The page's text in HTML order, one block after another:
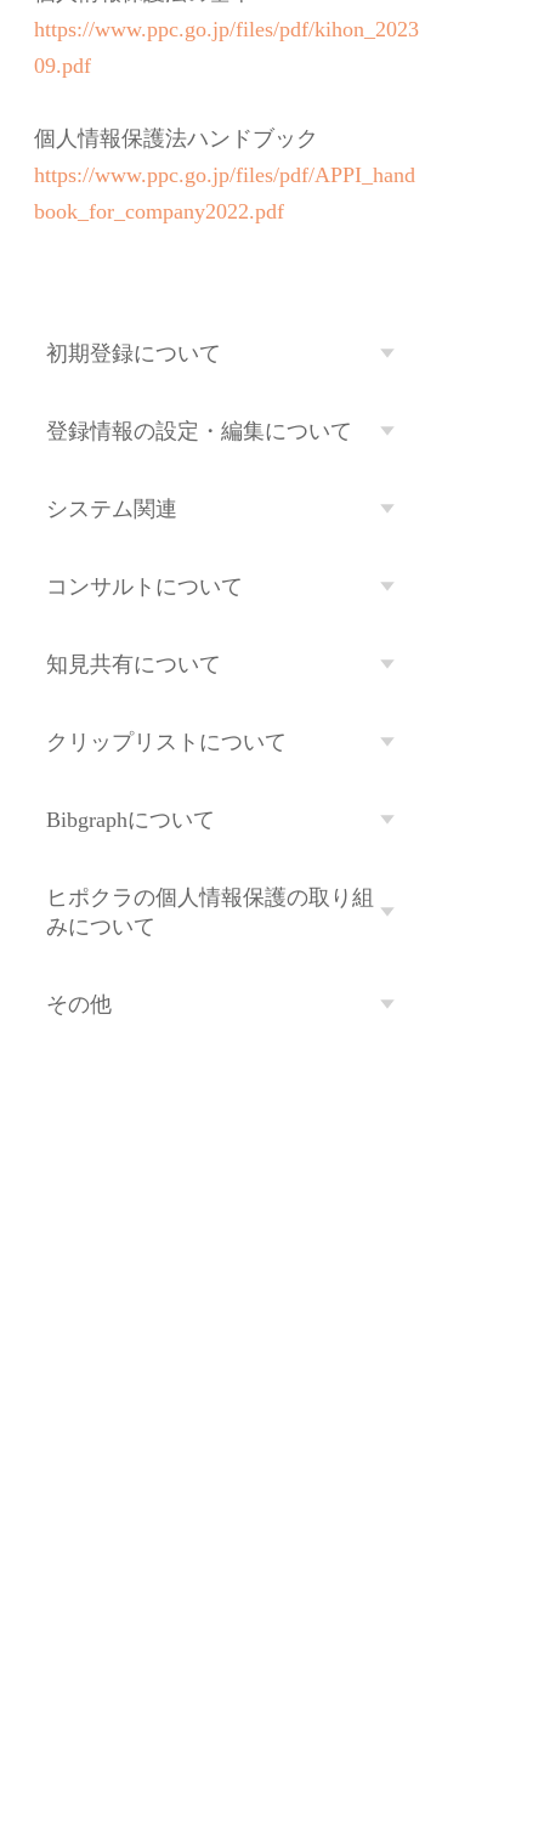
https://www.ppc.go.jp/files/pdf/kihon_2023
09.pdf
個人情報保護法ハンドブック
https://www.ppc.go.jp/files/pdf/APPI_hand
book_for_company2022.pdf
初期登録について
登録情報の設定・編集について
システム関連
コンサルトについて
知見共有について
クリップリストについて
Bibgraphについて
ヒポクラの個人情報保護の取り組
みについて
その他